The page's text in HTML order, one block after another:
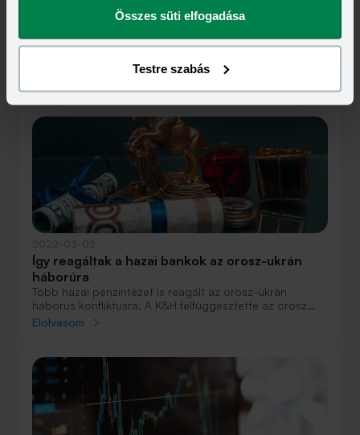
Összes süti elfogadása
Testre szabás
Kapcsolódó cikkek
Így reagáltak a hazai bankok az orosz-ukrán
háborúra
Több hazai pénzintézet is reagált az orosz-ukrán
háborús konfliktusra. A K&H felfüggesztette az orosz
rubelben kezdeményezett tranzakciókat, az OTP pedig
Elolvasom